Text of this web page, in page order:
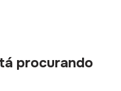
procurando